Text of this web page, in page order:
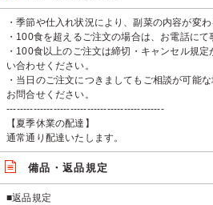
・季節や仕入れ状況により、副菜の内容が変わ
・100食を超えるご注文の場合は、お電話にて
・100食以上のご注文は締切・キャンセル規
い合わせください。
・当日のご注文につきましてもご相談が可能
お問合せください。
-----------------------------------------------
【夏季休業の配達】
通常通り配達いたします。
備品・返品規定
■返品規定